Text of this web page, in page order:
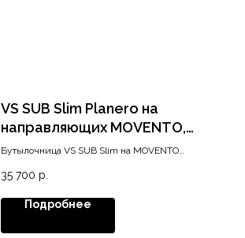
VS SUB Slim Planero на
направляющих MOVENTO,
ширина корпуса 150 мм,
Бутылочница VS SUB Slim на MOVENTO
35 700 р.
Подробнее